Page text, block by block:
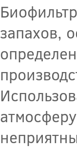
запахов,